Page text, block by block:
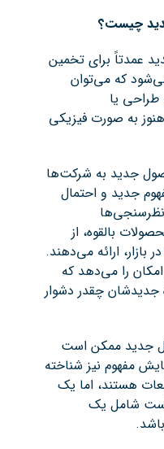
چیست؟
عمدتاً برای تخمین
که می‌توان
طراحی یا
به صورت فیزیکی
جدید به شرکت‌ها
جدید و احتمال
بالقوه، از
ارائه می‌دهند.
را می‌دهد که
جدیدشان چقدر دشوار
جدید ممکن است
مفهوم نیز شناخته
هستند، اما یک
شامل یک